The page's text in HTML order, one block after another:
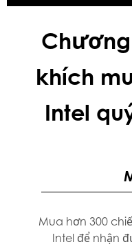
khích
Intel
Mua hơn 300
Intel để nhận